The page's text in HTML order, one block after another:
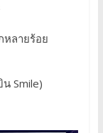
หลายร้อย
Smile)